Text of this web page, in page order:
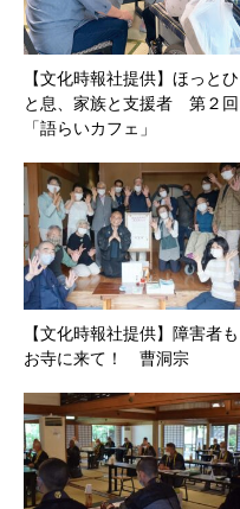
【文化時報社提供】ほっとひ
と息、家族と支援者 第２回
「語らいカフェ」
【文化時報社提供】障害者も
お寺に来て！ 曹洞宗